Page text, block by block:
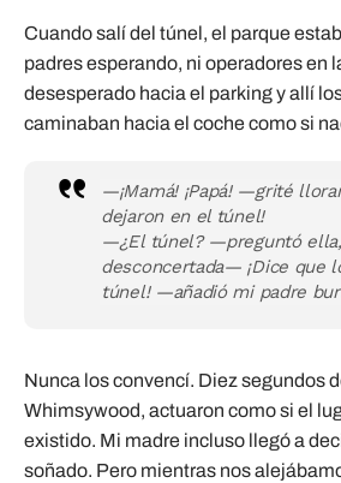
Cuando salí del túnel, el parque
padres esperando, ni operadores en
desesperado hacia el parking y allí
caminaban hacia el coche como si
—¡Mamá! ¡Papá! —grité
dejaron en el túnel!
—¿El túnel? —preguntó
desconcertada— ¡Dice que
túnel! —añadió mi padre
Nunca los convencí. Diez segundos
Whimsywood, actuaron como si el
existido. Mi madre incluso llegó a
soñado. Pero mientras nos